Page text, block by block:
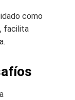
como
facilita
la